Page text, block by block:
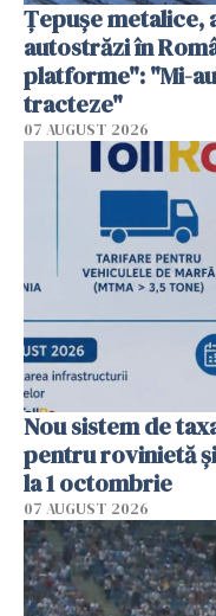
Țepușe metalice,
autostrăzi în
platforme": "Mi-
tracteze"
07 AUGUST 2026
Nou sistem de
pentru rovinietă
la 1 octombrie
07 AUGUST 2026